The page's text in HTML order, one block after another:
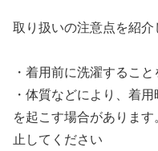
取り扱いの注意点を紹介
・着用前に洗濯するこ
・体質などにより、着
を起こす場合がありま
止してください